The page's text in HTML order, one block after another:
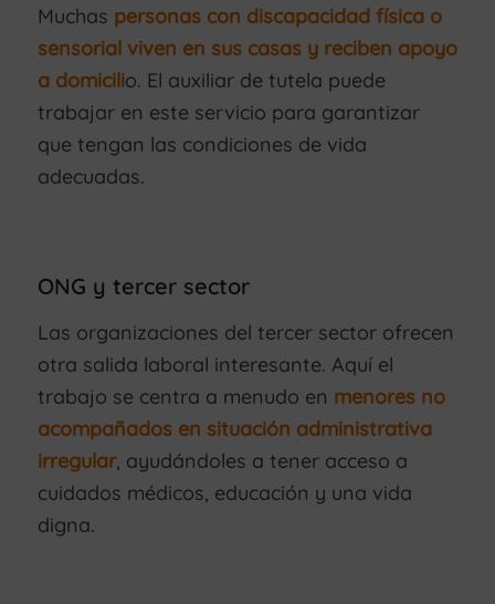
Muchas personas con discapacidad física o
sensorial viven en sus casas y reciben apoyo
a domicilio. El auxiliar de tutela puede
trabajar en este servicio para garantizar
que tengan las condiciones de vida
adecuadas.
ONG y tercer sector
Las organizaciones del tercer sector ofrecen
otra salida laboral interesante. Aquí el
trabajo se centra a menudo en menores no
acompañados en situación administrativa
irregular, ayudándoles a tener acceso a
cuidados médicos, educación y una vida
digna.